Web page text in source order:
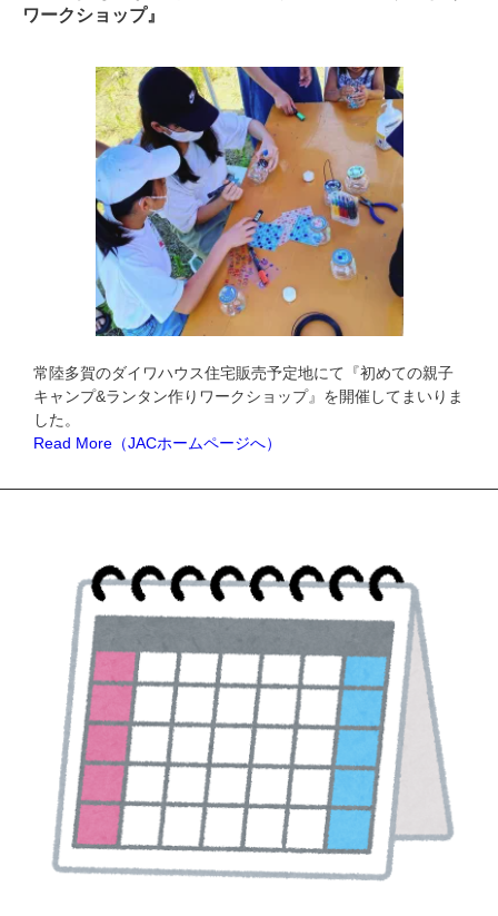
ワークショップ』
常陸多賀のダイワハウス住宅販売予定地にて『初めての親子
キャンプ&ランタン作りワークショップ』を開催してまいりま
した。
Read More（JACホームページへ）